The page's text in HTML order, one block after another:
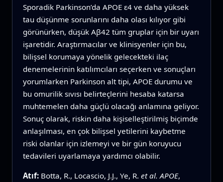
Sporadik Parkinson’da APOE ε4 ve daha yüksek
tau düşünme sorunlarını daha olası kılıyor gibi
görünürken, düşük Aβ42 tüm gruplar için bir uyarı
işaretidir. Araştırmacılar ve klinisyenler için bu,
bilişsel korumaya yönelik gelecekteki ilaç
denemelerinin katılımcıları seçerken ve sonuçları
yorumlarken Parkinson alt tipi, APOE durumu ve
bu omurilik sıvısı belirteçlerini hesaba katarsa
muhtemelen daha güçlü olacağı anlamına geliyor.
Sonuç olarak, riskin daha kişiselleştirilmiş biçimde
anlaşılması, en çok bilişsel yetilerini kaybetme
riski olanlar için izlemeyi ve bir gün koruyucu
tedavileri uyarlamaya yardımcı olabilir.
Atıf: Botta, R., Locascio, J.J., Ye, R. et al. APOE,